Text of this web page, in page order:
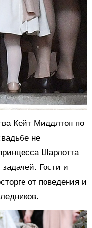
Кейт Миддлтон по
не
Шарлотта
Гости и
от поведения и